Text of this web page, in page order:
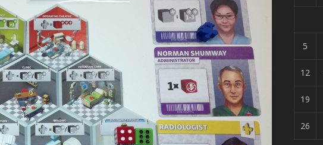
5
12
19
26